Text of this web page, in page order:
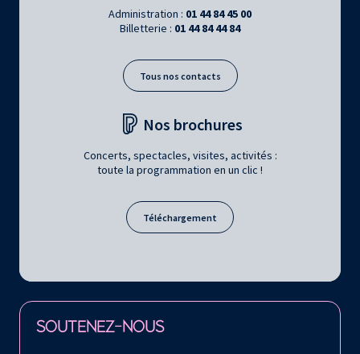
Administration : 01 44 84 45 00
Billetterie : 01 44 84 44 84
Tous nos contacts
Nos brochures
Concerts, spectacles, visites, activités :
toute la programmation en un clic !
Téléchargement
SOUTENEZ-NOUS
Retrouvez la Philharmonie de Paris sur